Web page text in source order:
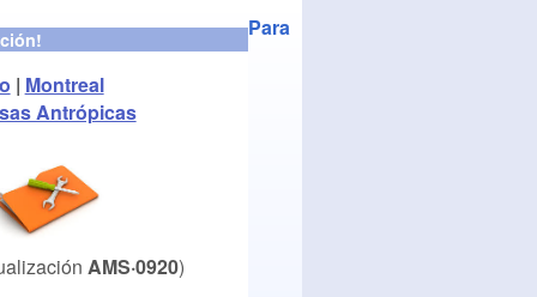
| Montreal
Antrópicas
AMS·0920)
Para